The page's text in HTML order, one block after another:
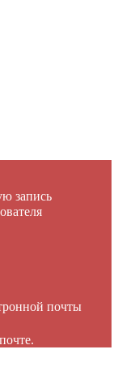
запись
почты